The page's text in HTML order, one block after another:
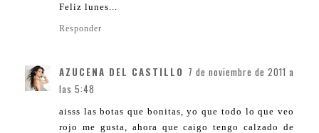
Feliz lunes...
Responder
AZUCENA DEL CASTILLO 7 de noviembre de 2011 a
las 5:48
aisss las botas que bonitas, yo que todo lo que veo
rojo me gusta, ahora que caigo tengo calzado de